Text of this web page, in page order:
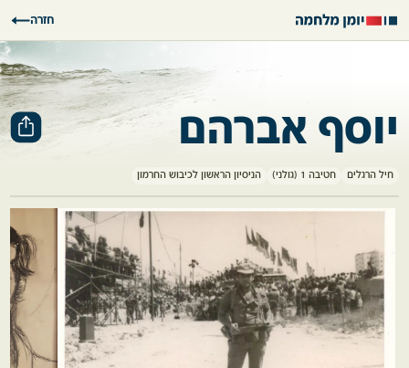
חזרה
יוסף אברהם
חיל הרגלים חטיבה 1 (גולני) הניסיון הראשון לכיבוש החרמון